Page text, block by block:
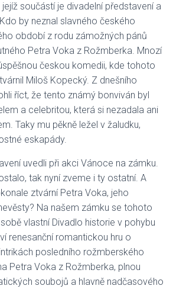
součástí je divadelní představení a
by neznal slavného českého
období z rodu zámožných pánů
Petra Voka z Rožmberka. Mnozí
českou komedii, kde tohoto
Miloš Kopecký. Z dnešního
říct, že tento známý bonviván byl
a celebritou, která si nezadala ani
Taky mu pěkně ležel v žaludku,
eskapády.
uvedli při akci Vánoce na zámku.
tak nyní zveme i ty ostatní. A
ztvární Petra Voka, jeho
Na našem zámku se tohoto
vlastní Divadlo historie v pohybu
renesanční romantickou hru o
posledního rožmberského
Petra Voka z Rožmberka, plnou
soubojů a hlavně nadčasového